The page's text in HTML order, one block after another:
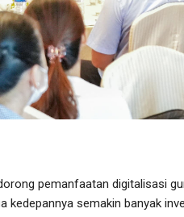
pemanfaatan digitalisasi
kedepannya semakin banyak